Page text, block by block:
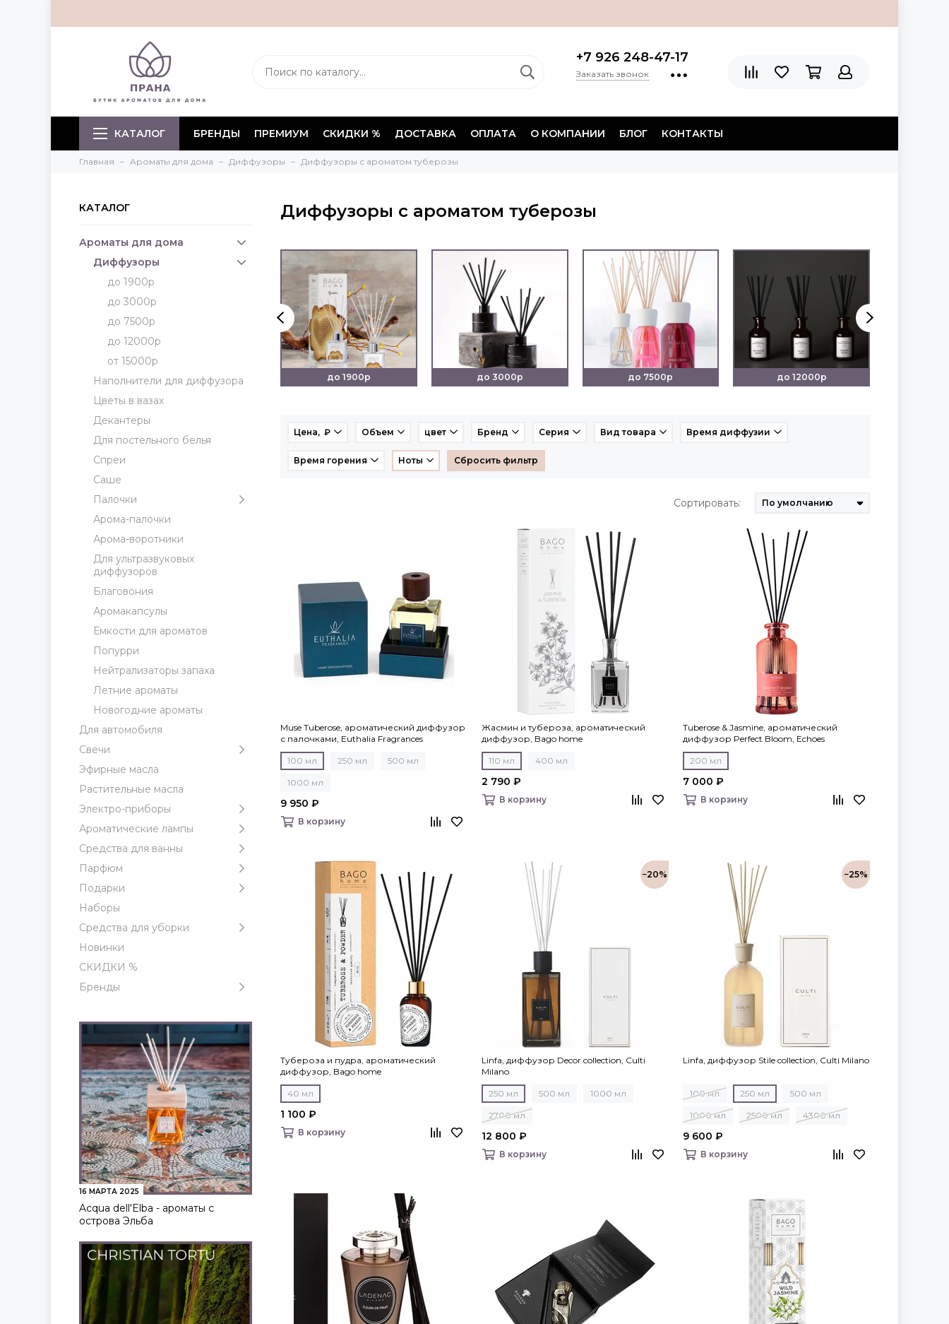
+7 926 248-47-17
Заказать звонок
КАТАЛОГ БРЕНДЫ ПРЕМИУМ СКИДКИ % ДОСТАВКА ОПЛАТА О КОМПАНИИ БЛОГ КОНТАКТЫ
Главная Ароматы для дома Диффузоры Диффузоры с ароматом туберозы
КАТАЛОГ
Ароматы для дома
Диффузоры
до 1900р
до 3000р
до 7500р
до 12000р
от 15000р
Наполнители для диффузора
Цветы в вазах
Декантеры
Для постельного белья
Спреи
Саше
Палочки
Арома-палочки
Арома-воротники
Для ультразвуковых
диффузоров
Благовония
Аромакапсулы
Емкости для ароматов
Попурри
Нейтрализаторы запаха
Летние ароматы
Новогодние ароматы
Для автомобиля
Свечи
Эфирные масла
Растительные масла
Электро-приборы
Ароматические лампы
Средства для ванны
Парфюм
Подарки
Наборы
Средства для уборки
Новинки
СКИДКИ %
Бренды
16 МАРТА 2025
Acqua dell'Elba - ароматы с
острова Эльба
Диффузоры с ароматом туберозы
от 15000р до 1900р до 3000р до 7500р до 12000р
Цена, ₽ Объем цвет Бренд Серия Вид товара Время диффузии
Время горения Ноты Сбросить фильтр
Сортировать:
Muse Tuberose, ароматический диффузор
с палочками, Euthalia Fragrances
100 мл 250 мл 500 мл
1000 мл
9 950 ₽
В корзину
Жасмин и тубероза, ароматический
диффузор, Bago home
110 мл 400 мл
2 790 ₽
В корзину
Tuberose & Jasmine, ароматический
диффузор Perfect Bloom, Echoes
200 мл
7 000 ₽
В корзину
Тубероза и пудра, ароматический
диффузор, Bago home
40 мл
1 100 ₽
В корзину
−20%
Linfa, диффузор Decor collection, Culti
Milano
250 мл 500 мл 1000 мл
2700 мл
12 800 ₽
В корзину
−25%
Linfa, диффузор Stile collection, Culti Milano
100 мл 250 мл 500 мл
1000 мл 2500 мл 4300 мл
9 600 ₽
В корзину